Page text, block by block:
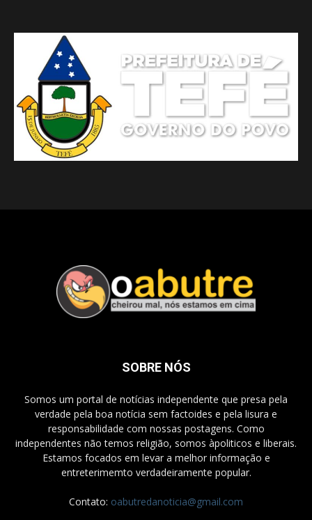
SOBRE NÓS
Somos um portal de notícias independente que presa pela
verdade pela boa notícia sem factoides e pela lisura e
responsabilidade com nossas postagens. Como
independentes não temos religião, somos àpoliticos e liberais.
Estamos focados em levar a melhor informação e
entreterimemto verdadeiramente popular.
Contato: oabutredanoticia@gmail.com